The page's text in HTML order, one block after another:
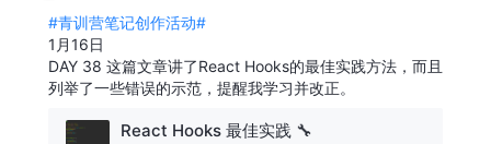
#青训营笔记创作活动#
1月16日
DAY 38 这篇文章讲了React Hooks的最佳实践方法，而且
列举了一些错误的示范，提醒我学习并改正。
React Hooks 最佳实践 🔧